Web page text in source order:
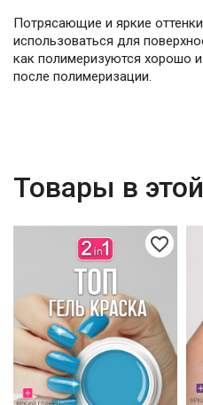
Потрясающие и яркие
использоваться для
как полимеризуются хорошо
после полимеризации.
Товары в
favorite_border